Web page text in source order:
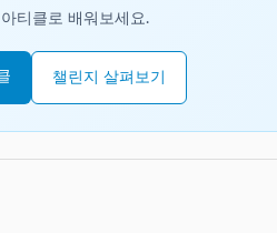
티클로 배워보세요.
챌린지 살펴보기